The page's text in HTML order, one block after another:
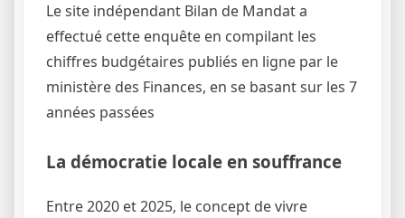
Le site indépendant Bilan de Mandat a
effectué cette enquête en compilant les
chiffres budgétaires publiés en ligne par le
ministère des Finances, en se basant sur les 7
années passées
La démocratie locale en souffrance
Entre 2020 et 2025, le concept de vivre